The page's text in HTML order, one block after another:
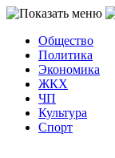
Общество
Политика
Экономика
ЖКХ
ЧП
Культура
Спорт